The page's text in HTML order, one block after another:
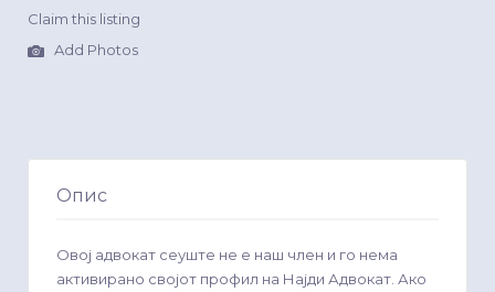
Claim this listing
Add Photos
Опис
Овој адвокат сеуште не е наш член и го нема
активирано својот профил на Најди Адвокат. Ако